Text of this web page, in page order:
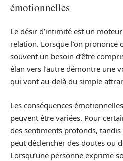
émotionnelles
Le désir d’intimité est un
relation. Lorsque l’on prononce
souvent un besoin d’être
élan vers l’autre démontre une
qui vont au-delà du simple
Les conséquences
peuvent être variées. Pour
des sentiments profonds, tandis
peut déclencher des doutes ou
Lorsqu’une personne exprime